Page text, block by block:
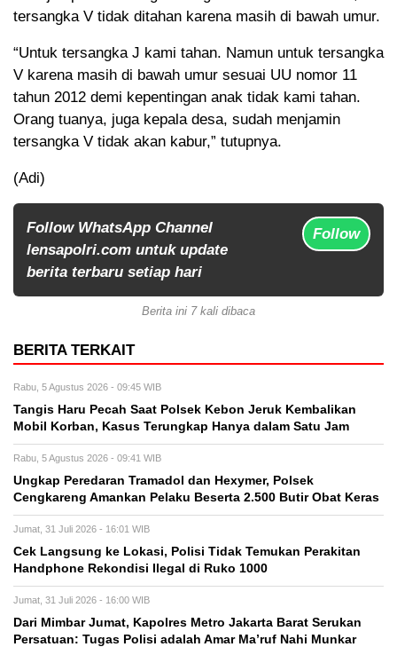
tersangka V tidak ditahan karena masih di bawah umur.
“Untuk tersangka J kami tahan. Namun untuk tersangka
V karena masih di bawah umur sesuai UU nomor 11
tahun 2012 demi kepentingan anak tidak kami tahan.
Orang tuanya, juga kepala desa, sudah menjamin
tersangka V tidak akan kabur,” tutupnya.
(Adi)
Follow WhatsApp Channel
lensapolri.com untuk update
berita terbaru setiap hari
Follow
Berita ini 7 kali dibaca
BERITA TERKAIT
Rabu, 5 Agustus 2026 - 09:45 WIB
Tangis Haru Pecah Saat Polsek Kebon Jeruk Kembalikan
Mobil Korban, Kasus Terungkap Hanya dalam Satu Jam
Rabu, 5 Agustus 2026 - 09:41 WIB
Ungkap Peredaran Tramadol dan Hexymer, Polsek
Cengkareng Amankan Pelaku Beserta 2.500 Butir Obat Keras
Jumat, 31 Juli 2026 - 16:01 WIB
Cek Langsung ke Lokasi, Polisi Tidak Temukan Perakitan
Handphone Rekondisi Ilegal di Ruko 1000
Jumat, 31 Juli 2026 - 16:00 WIB
Dari Mimbar Jumat, Kapolres Metro Jakarta Barat Serukan
Persatuan: Tugas Polisi adalah Amar Ma’ruf Nahi Munkar